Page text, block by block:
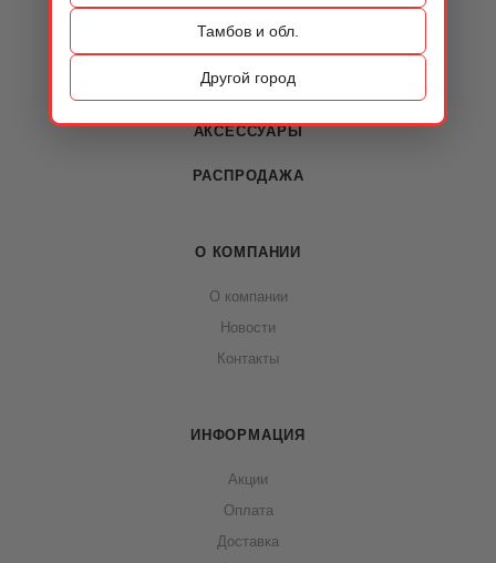
Тамбов и обл.
Другой город
СУМКИ
АКСЕССУАРЫ
РАСПРОДАЖА
О КОМПАНИИ
О компании
Новости
Контакты
ИНФОРМАЦИЯ
Акции
Оплата
Доставка